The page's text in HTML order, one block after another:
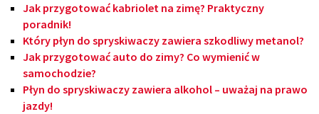
Jak przygotować kabriolet na zimę? Praktyczny
poradnik!
Który płyn do spryskiwaczy zawiera szkodliwy metanol?
Jak przygotować auto do zimy? Co wymienić w
samochodzie?
Płyn do spryskiwaczy zawiera alkohol – uważaj na prawo
jazdy!